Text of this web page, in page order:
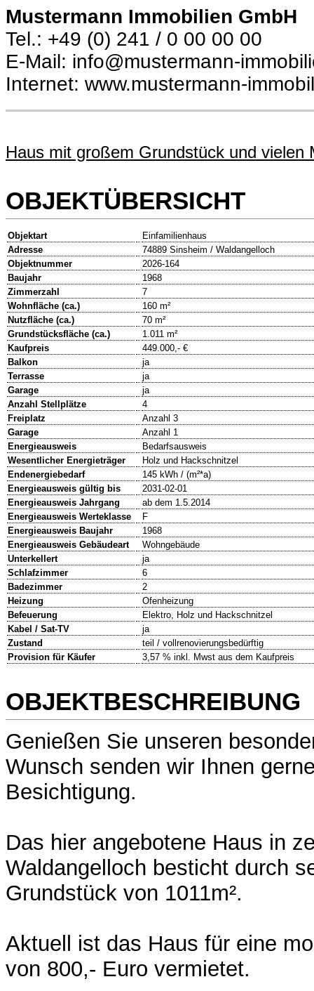
Mustermann Immobilien GmbH
Tel.: +49 (0) 241 / 0 00 00 00
E-Mail: info@mustermann-
Internet: www.mustermann-
Haus mit großem Grundstück und vielen
OBJEKTÜBERSICHT
Objektart
Einfamilienhaus
Adresse
74889 Sinsheim / Waldangelloch
Objektnummer
2026-164
Baujahr
1968
Zimmerzahl
7
Wohnfläche (ca.)
160 m²
Nutzfläche (ca.)
70 m²
Grundstücksfläche (ca.)
1.011 m²
Kaufpreis
449.000,- €
Balkon
ja
Terrasse
ja
Garage
ja
Anzahl Stellplätze
4
Freiplatz
Anzahl 3
Garage
Anzahl 1
Energieausweis
Bedarfsausweis
Wesentlicher Energieträger
Holz und Hackschnitzel
Endenergiebedarf
145 kWh / (m²*a)
Energieausweis gültig bis
2031-02-01
Energieausweis Jahrgang
ab dem 1.5.2014
Energieausweis Werteklasse
F
Energieausweis Baujahr
1968
Energieausweis Gebäudeart
Wohngebäude
Unterkellert
ja
Schlafzimmer
6
Badezimmer
2
Heizung
Ofenheizung
Befeuerung
Elektro, Holz und Hackschnitzel
Kabel / Sat-TV
ja
Zustand
teil / vollrenovierungsbedürftig
Provision für Käufer
3,57 % inkl. Mwst aus dem Kaufpreis
OBJEKTBESCHREIBUNG
Genießen Sie unseren
Wunsch senden wir Ihnen
Besichtigung.
Das hier angebotene Haus in
Waldangelloch besticht durch
Grundstück von 1011m².
Aktuell ist das Haus für eine
von 800,- Euro vermietet.